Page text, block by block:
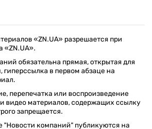
«ZN.UA» разрешается при
«ZN.UA».
обязательна прямая, открытая для
гиперссылка в первом абзаце на
перепечатка или воспроизведение
видео материалов, содержащих ссылку
запрещается.
"Новости компаний" публикуются на